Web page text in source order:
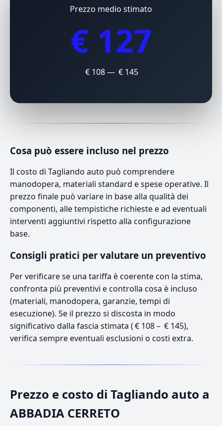
Prezzo medio stimato
€ 127
€ 108 — € 145
Cosa può essere incluso nel prezzo
Il costo di Tagliando auto può comprendere
manodopera, materiali standard e spese operative. Il
prezzo finale può variare in base alla qualità dei
componenti, alle tempistiche richieste e ad eventuali
interventi aggiuntivi rispetto alla configurazione
base.
Consigli pratici per valutare un preventivo
Per verificare se una tariffa è coerente con la stima,
confronta più preventivi e controlla cosa è incluso
(materiali, manodopera, garanzie, tempi di
esecuzione). Se il prezzo si discosta in modo
significativo dalla fascia stimata ( € 108 – € 145),
verifica sempre eventuali esclusioni o costi extra.
Prezzo e costo di Tagliando auto a
ABBADIA CERRETO